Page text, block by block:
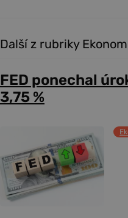
Další z rubriky
FED ponechal
3,75 %